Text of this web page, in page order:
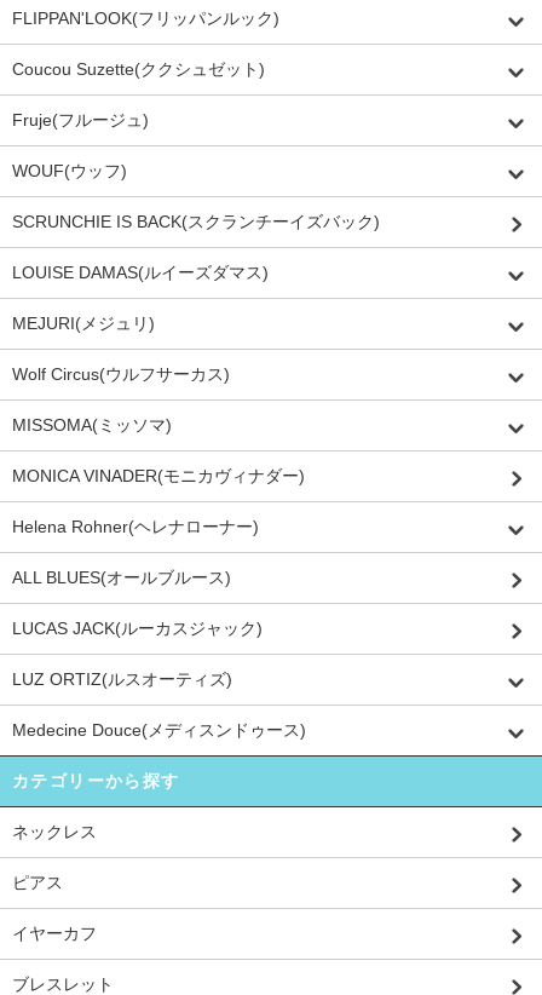
FLIPPAN'LOOK(フリッパンルック)
Coucou Suzette(ククシュゼット)
Fruje(フルージュ)
WOUF(ウッフ)
SCRUNCHIE IS BACK(スクランチーイズバック)
LOUISE DAMAS(ルイーズダマス)
MEJURI(メジュリ)
Wolf Circus(ウルフサーカス)
MISSOMA(ミッソマ)
MONICA VINADER(モニカヴィナダー)
Helena Rohner(ヘレナローナー)
ALL BLUES(オールブルース)
LUCAS JACK(ルーカスジャック)
LUZ ORTIZ(ルスオーティズ)
Medecine Douce(メディスンドゥース)
カテゴリーから探す
ネックレス
ピアス
イヤーカフ
ブレスレット